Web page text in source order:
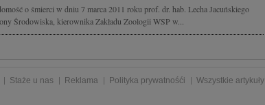
o śmierci w dniu 7 marca 2011 roku prof. dr. hab. Lecha Jacuńskiego
Środowiska, kierownika Zakładu Zoologii WSP w...
Staże u nas Reklama Polityka prywatnośći Wszystkie artykuły